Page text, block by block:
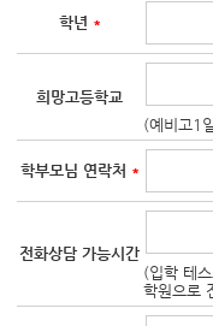
학년 *
희망고등학교
(예비고1
학부모님 연락처 *
전화상담 가능시간
(입학 테
학원으로